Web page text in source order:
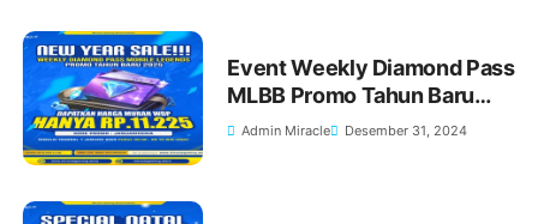
Event Weekly Diamond Pass
MLBB Promo Tahun Baru
2025
Admin Miracle Desember 31, 2024